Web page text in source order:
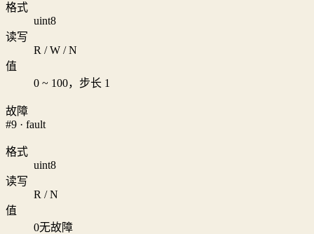
格式
uint8
读写
R / W / N
值
0 ~ 100，步长 1
故障
#9 · fault
格式
uint8
读写
R / N
值
0无故障